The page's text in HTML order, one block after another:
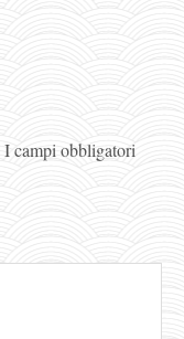
I campi obbligatori